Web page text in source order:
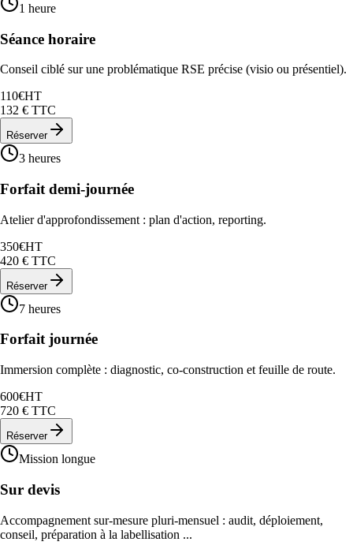
1 heure
Séance horaire
Conseil ciblé sur une problématique RSE précise (visio ou présentiel).
110€HT
132 € TTC
Réserver
3 heures
Forfait demi-journée
Atelier d'approfondissement : plan d'action, reporting.
350€HT
420 € TTC
Réserver
7 heures
Forfait journée
Immersion complète : diagnostic, co-construction et feuille de route.
600€HT
720 € TTC
Réserver
Mission longue
Sur devis
Accompagnement sur-mesure pluri-mensuel : audit, déploiement,
conseil, préparation à la labellisation ...